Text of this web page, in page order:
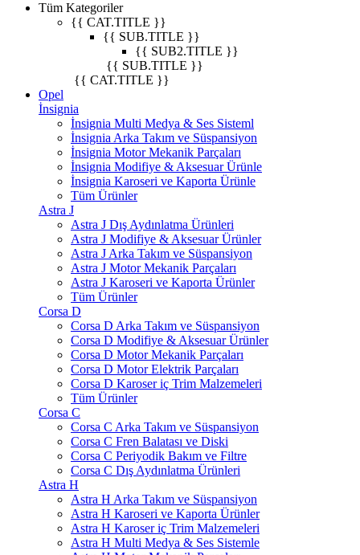
Tüm Kategoriler
{{ CAT.TITLE }}
{{ SUB.TITLE }}
{{ SUB2.TITLE }}
{{ SUB.TITLE }}
{{ CAT.TITLE }}
Opel
İnsignia
İnsignia Multi Medya & Ses Sisteml
İnsignia Arka Takım ve Süspansiyon
İnsignia Motor Mekanik Parçaları
İnsignia Modifiye & Aksesuar Ürünle
İnsignia Karoseri ve Kaporta Ürünle
Tüm Ürünler
Astra J
Astra J Dış Aydınlatma Ürünleri
Astra J Modifiye & Aksesuar Ürünler
Astra J Arka Takım ve Süspansiyon
Astra J Motor Mekanik Parçaları
Astra J Karoseri ve Kaporta Ürünler
Tüm Ürünler
Corsa D
Corsa D Arka Takım ve Süspansiyon
Corsa D Modifiye & Aksesuar Ürünler
Corsa D Motor Mekanik Parçaları
Corsa D Motor Elektrik Parçaları
Corsa D Karoser iç Trim Malzemeleri
Tüm Ürünler
Corsa C
Corsa C Arka Takım ve Süspansiyon
Corsa C Fren Balatası ve Diski
Corsa C Periyodik Bakım ve Filtre
Corsa C Dış Aydınlatma Ürünleri
Astra H
Astra H Arka Takım ve Süspansiyon
Astra H Karoseri ve Kaporta Ürünler
Astra H Karoser iç Trim Malzemeleri
Astra H Multi Medya & Ses Sistemle